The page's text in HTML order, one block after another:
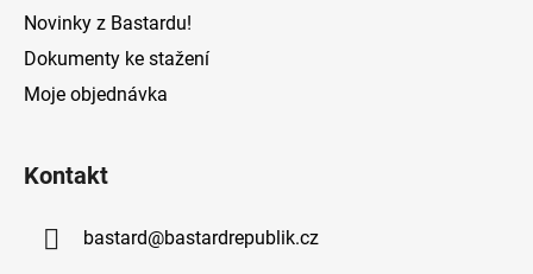
Novinky z Bastardu!
Dokumenty ke stažení
Moje objednávka
Kontakt
bastard@bastardrepublik.cz